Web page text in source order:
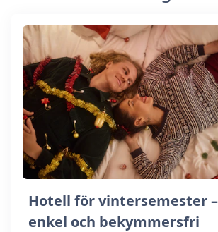
Hotell för vintersemester
enkel och bekymmersfri